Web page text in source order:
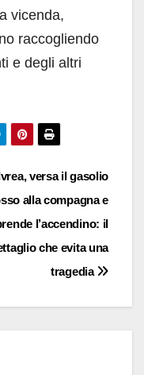
vicenda,
raccogliendo
e degli altri
versa il gasolio
alla compagna e
l’accendino: il
che evita una
tragedia